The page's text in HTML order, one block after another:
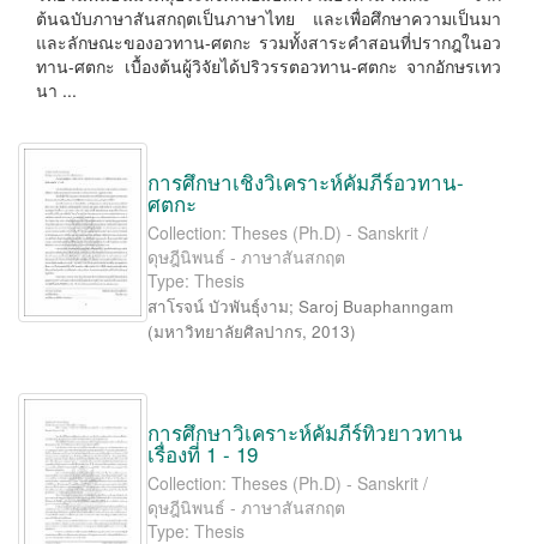
ต้นฉบับภาษาสันสกฤตเป็นภาษาไทย และเพื่อศึกษาความเป็นมา
และลักษณะของอวทาน-ศตกะ รวมทั้งสาระคำสอนที่ปรากฎในอว
ทาน-ศตกะ เบื้องต้นผู้วิจัยได้ปริวรรตอวทาน-ศตกะ จากอักษรเทว
นา ...
การศึกษาเชิงวิเคราะห์คัมภีร์อวทาน-
ศตกะ
Collection: Theses (Ph.D) - Sanskrit /
ดุษฎีนิพนธ์ - ภาษาสันสกฤต
Type: Thesis
สาโรจน์ บัวพันธุ์งาม; Saroj Buaphanngam
(มหาวิทยาลัยศิลปากร, 2013)
การศึกษาวิเคราะห์คัมภีร์ทิวยาวทาน
เรื่องที่ 1 - 19
Collection: Theses (Ph.D) - Sanskrit /
ดุษฎีนิพนธ์ - ภาษาสันสกฤต
Type: Thesis